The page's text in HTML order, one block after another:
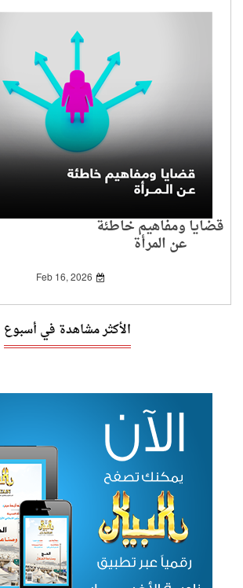
قضايا ومفاهيم خاطئة
عن المرأة
Feb 16, 2026
الأكثر مشاهدة في أسبوع